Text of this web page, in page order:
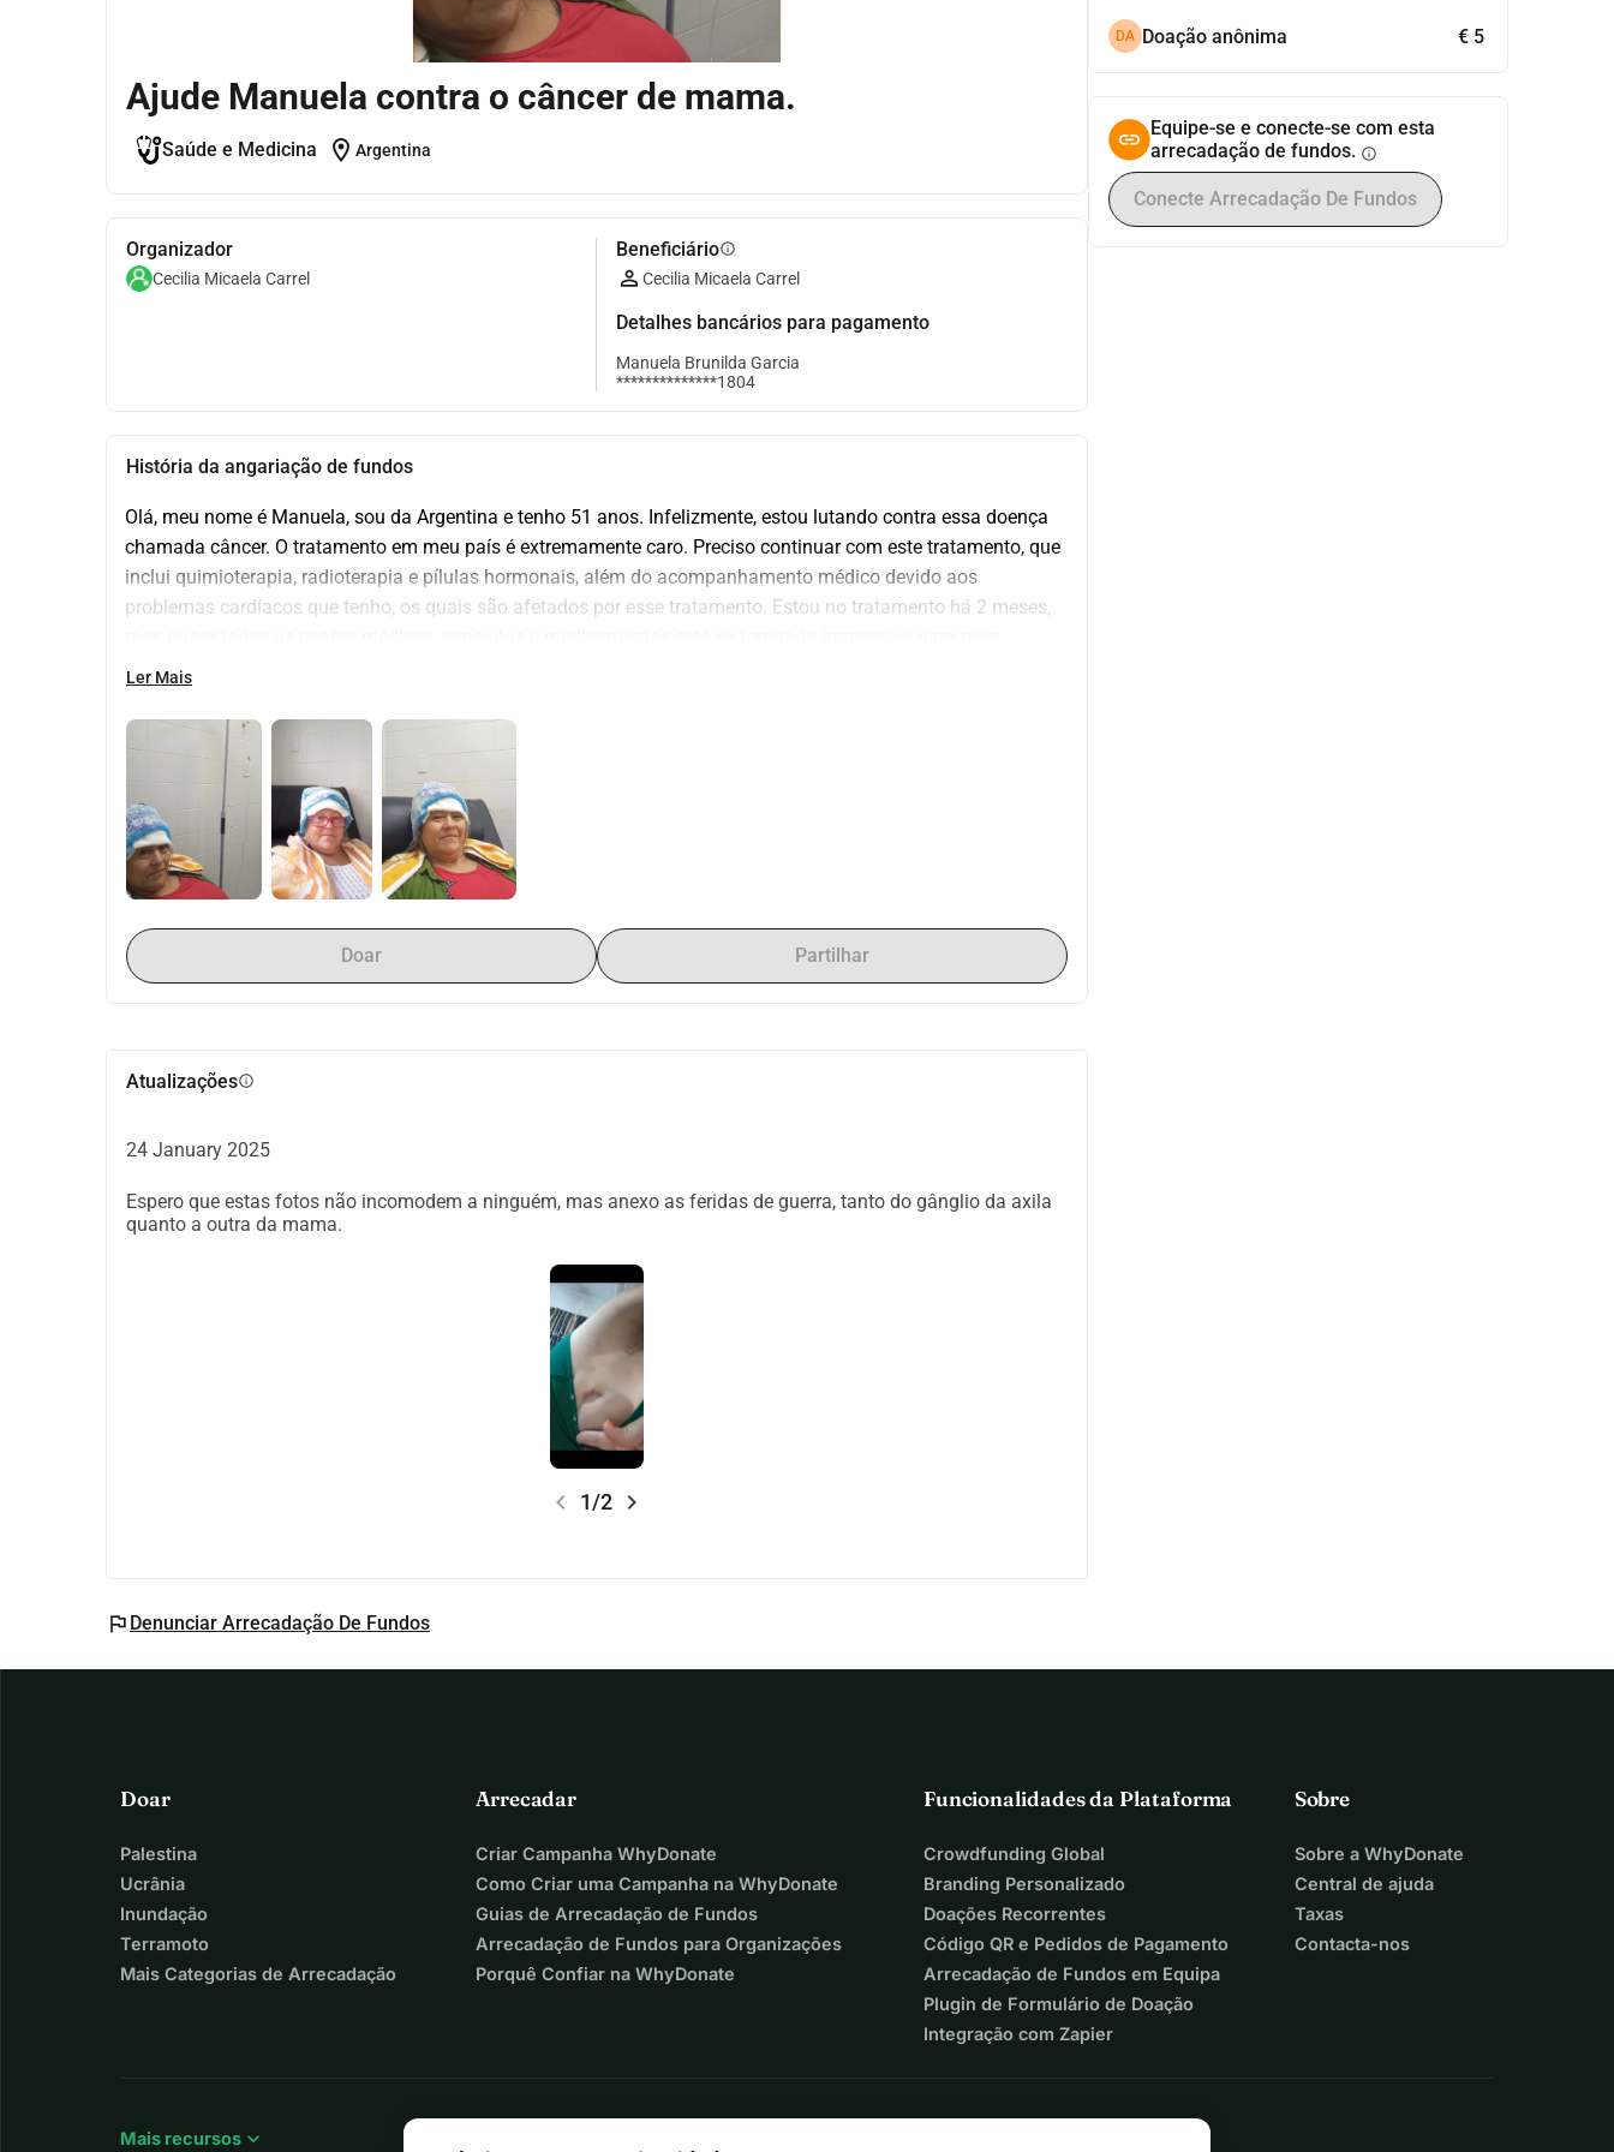
Ajude Manuela contra o câncer de mama.
Saúde e Medicina location_on Argentina
Organizador
Cecilia Micaela Carrel
Beneficiárioinfo
Cecilia Micaela Carrel
Detalhes bancários para pagamento
Manuela Brunilda Garcia
**************1804
História da angariação de fundos
Olá, meu nome é Manuela, sou da Argentina e tenho 51 anos. Infelizmente, estou lutando contra essa doença
chamada câncer. O tratamento em meu país é extremamente caro. Preciso continuar com este tratamento, que
inclui quimioterapia, radioterapia e pílulas hormonais, além do acompanhamento médico devido aos
problemas cardíacos que tenho, os quais são afetados por esse tratamento. Estou no tratamento há 2 meses,
Qualquer pessoa que puder, mesmo que seja pouco, me ajudar a cobrir esses gastos, eu serei imensamente
Ler Mais
Doar Partilhar
Atualizaçõesinfo
24 January 2025
Espero que estas fotos não incomodem a ninguém, mas anexo as feridas de guerra, tanto do gânglio da axila
quanto a outra da mama.
chevron_left 1/2 chevron_right
flag Denunciar Arrecadação De Fundos
DA Doação anônima € 5
Equipe-se e conecte-se com esta
arrecadação de fundos. info
Conecte Arrecadação De Fundos
Doar
Palestina
Ucrânia
Inundação
Terramoto
Mais Categorias de Arrecadação
Arrecadar
Criar Campanha WhyDonate
Como Criar uma Campanha na WhyDonate
Guias de Arrecadação de Fundos
Arrecadação de Fundos para Organizações
Porquê Confiar na WhyDonate
Funcionalidades da Plataforma
Crowdfunding Global
Branding Personalizado
Doações Recorrentes
Código QR e Pedidos de Pagamento
Arrecadação de Fundos em Equipa
Plugin de Formulário de Doação
Integração com Zapier
Sobre
Sobre a WhyDonate
Central de ajuda
Taxas
Contacta-nos
Mais recursos expand_more